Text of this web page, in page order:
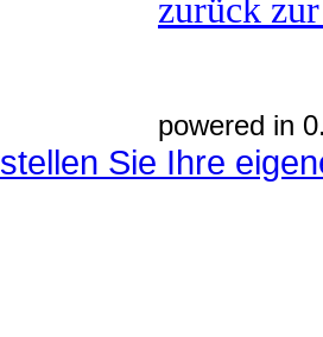
zurück
powered in
Sie Ihre